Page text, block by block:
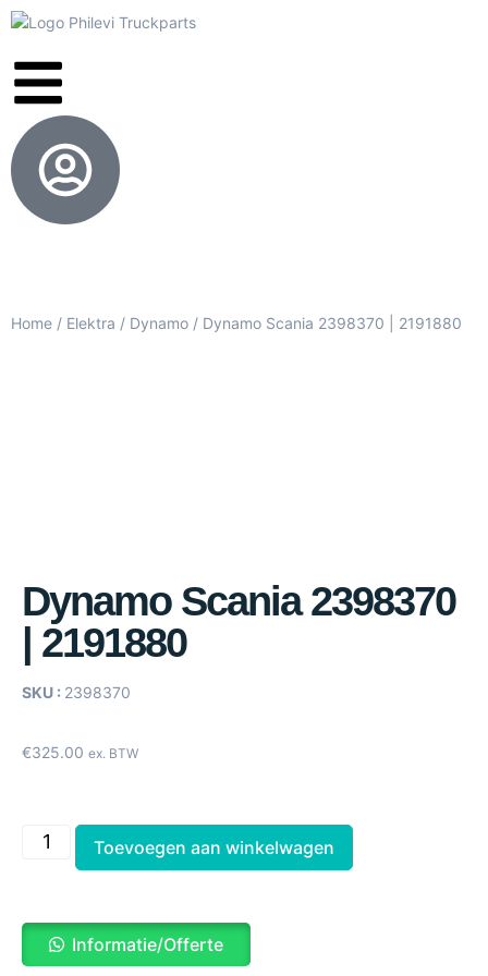
Home / Elektra / Dynamo / Dynamo Scania 2398370 | 2191880
Dynamo Scania 2398370
| 2191880
SKU : 2398370
€325.00 ex. BTW
Toevoegen aan winkelwagen
Informatie/Offerte